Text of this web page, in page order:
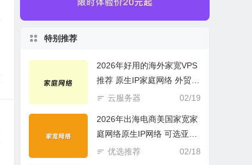
特别推荐
2026年好用的海外家宽VPS
推荐 原生IP家庭网络 外贸电
商必选
02/19
云服务器
2026年出海电商美国家宽家
庭网络原生IP网络 可选亚欧
美云服务器
02/18
优选推荐